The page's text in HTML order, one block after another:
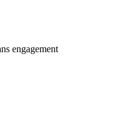
engagement